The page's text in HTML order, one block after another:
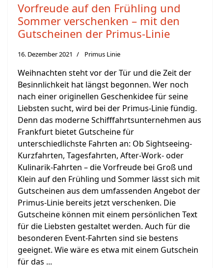
Vorfreude auf den Frühling und
Sommer verschenken – mit den
Gutscheinen der Primus-Linie
16. Dezember 2021 Primus Linie
Weihnachten steht vor der Tür und die Zeit der
Besinnlichkeit hat längst begonnen. Wer noch
nach einer originellen Geschenkidee für seine
Liebsten sucht, wird bei der Primus-Linie fündig.
Denn das moderne Schifffahrtsunternehmen aus
Frankfurt bietet Gutscheine für
unterschiedlichste Fahrten an: Ob Sightseeing-
Kurzfahrten, Tagesfahrten, After-Work- oder
Kulinarik-Fahrten – die Vorfreude bei Groß und
Klein auf den Frühling und Sommer lässt sich mit
Gutscheinen aus dem umfassenden Angebot der
Primus-Linie bereits jetzt verschenken. Die
Gutscheine können mit einem persönlichen Text
für die Liebsten gestaltet werden. Auch für die
besonderen Event-Fahrten sind sie bestens
geeignet. Wie wäre es etwa mit einem Gutschein
für das ...